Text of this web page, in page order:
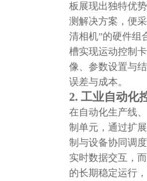
板展现出独特优
测解决方案，便
清相机”的硬件组
槽实现运动控制
像、参数设置与
误差与成本。
2. 工业自动化
在自动化生产线
制单元，通过扩
制与设备协同调
实时数据交互，
的长期稳定运行